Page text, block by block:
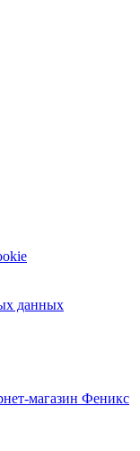
данных
магазин Феникс